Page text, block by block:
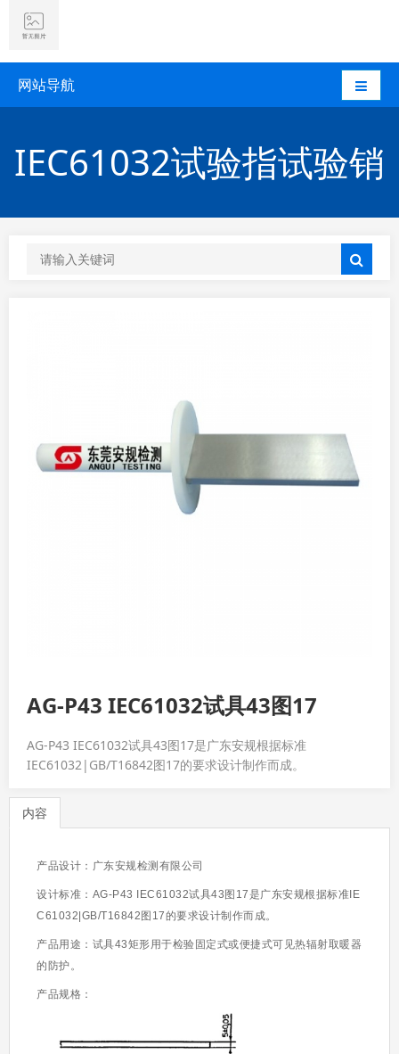
网站导航
IEC61032试验指试验销
AG-P43 IEC61032试具43图17
AG-P43 IEC61032试具43图17是广东安规根据标准
IEC61032|GB/T16842图17的要求设计制作而成。
内容
产品设计：广东安规检测有限公司
设计标准：AG-P43 IEC61032试具43图17是广东安规根据标准 IE
C61032|GB/T16842图17的要求设计制作而成。
产品用途： 试具43矩形用于检验固定式或便捷式可见热辐射取暖器
的防护。
产品规格：